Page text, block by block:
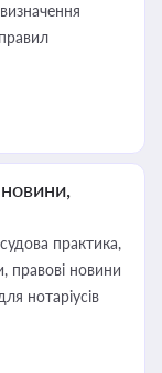
практика,
правові новини
нотаріусів